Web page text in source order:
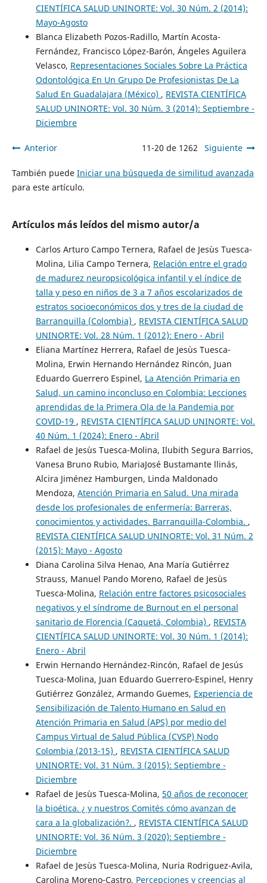
CIENTÍFICA SALUD UNINORTE: Vol. 30 Núm. 2 (2014):
Mayo-Agosto
Blanca Elizabeth Pozos-Radillo, Martín Acosta-
Fernández, Francisco López-Barón, Ángeles Aguilera
Velasco, Representaciones Sociales Sobre La Práctica
Odontológica En Un Grupo De Profesionistas De La
Salud En Guadalajara (México) , REVISTA CIENTÍFICA
SALUD UNINORTE: Vol. 30 Núm. 3 (2014): Septiembre -
Diciembre
Anterior 11-20 de 1262 Siguiente
También puede Iniciar una búsqueda de similitud avanzada
para este artículo.
Artículos más leídos del mismo autor/a
Carlos Arturo Campo Ternera, Rafael de Jesùs Tuesca-
Molina, Lilia Campo Ternera, Relación entre el grado
de madurez neuropsicológica infantil y el índice de
talla y peso en niños de 3 a 7 años escolarizados de
estratos socioeconómicos dos y tres de la ciudad de
Barranquilla (Colombia) , REVISTA CIENTÍFICA SALUD
UNINORTE: Vol. 28 Núm. 1 (2012): Enero - Abril
Eliana Martínez Herrera, Rafael de Jesùs Tuesca-
Molina, Erwin Hernando Hernández Rincón, Juan
Eduardo Guerrero Espinel, La Atención Primaria en
Salud, un camino inconcluso en Colombia: Lecciones
aprendidas de la Primera Ola de la Pandemia por
COVID-19 , REVISTA CIENTÍFICA SALUD UNINORTE: Vol.
40 Núm. 1 (2024): Enero - Abril
Rafael de Jesùs Tuesca-Molina, Ilubith Segura Barrios,
Vanesa Bruno Rubio, MariaJosé Bustamante llinás,
Alcira Jiménez Hamburgen, Linda Maldonado
Mendoza, Atención Primaria en Salud. Una mirada
desde los profesionales de enfermería: Barreras,
conocimientos y actividades. Barranquilla-Colombia. ,
REVISTA CIENTÍFICA SALUD UNINORTE: Vol. 31 Núm. 2
(2015): Mayo - Agosto
Diana Carolina Silva Henao, Ana María Gutiérrez
Strauss, Manuel Pando Moreno, Rafael de Jesùs
Tuesca-Molina, Relación entre factores psicosociales
negativos y el síndrome de Burnout en el personal
sanitario de Florencia (Caquetá, Colombia) , REVISTA
CIENTÍFICA SALUD UNINORTE: Vol. 30 Núm. 1 (2014):
Enero - Abril
Erwin Hernando Hernández-Rincón, Rafael de Jesús
Tuesca-Molina, Juan Eduardo Guerrero-Espinel, Henry
Gutiérrez González, Armando Guemes, Experiencia de
Sensibilización de Talento Humano en Salud en
Atención Primaria en Salud (APS) por medio del
Campus Virtual de Salud Pública (CVSP) Nodo
Colombia (2013-15) , REVISTA CIENTÍFICA SALUD
UNINORTE: Vol. 31 Núm. 3 (2015): Septiembre -
Diciembre
Rafael de Jesùs Tuesca-Molina, 50 años de reconocer
la bioética. ¿ y nuestros Comités cómo avanzan de
cara a la globalización?. , REVISTA CIENTÍFICA SALUD
UNINORTE: Vol. 36 Núm. 3 (2020): Septiembre -
Diciembre
Rafael de Jesùs Tuesca-Molina, Nuria Rodriguez-Avila,
Carolina Moreno-Castro, Percepciones y creencias al